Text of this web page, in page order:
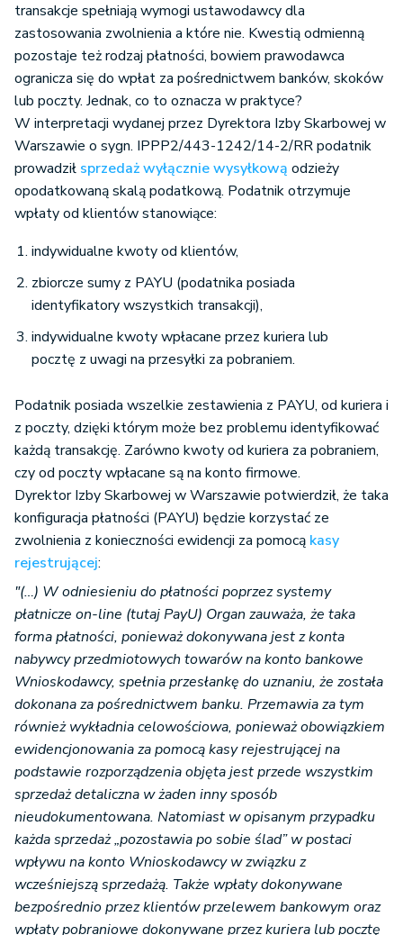
transakcje spełniają wymogi ustawodawcy dla
zastosowania zwolnienia a które nie. Kwestią odmienną
pozostaje też rodzaj płatności, bowiem prawodawca
ogranicza się do wpłat za pośrednictwem banków, skoków
lub poczty. Jednak, co to oznacza w praktyce?
W interpretacji wydanej przez Dyrektora Izby Skarbowej w
Warszawie o sygn. IPPP2/443-1242/14-2/RR podatnik
prowadził sprzedaż wyłącznie wysyłkową odzieży
opodatkowaną skalą podatkową. Podatnik otrzymuje
wpłaty od klientów stanowiące:
indywidualne kwoty od klientów,
zbiorcze sumy z PAYU (podatnika posiada
identyfikatory wszystkich transakcji),
indywidualne kwoty wpłacane przez kuriera lub
pocztę z uwagi na przesyłki za pobraniem.
Podatnik posiada wszelkie zestawienia z PAYU, od kuriera i
z poczty, dzięki którym może bez problemu identyfikować
każdą transakcję. Zarówno kwoty od kuriera za pobraniem,
czy od poczty wpłacane są na konto firmowe.
Dyrektor Izby Skarbowej w Warszawie potwierdził, że taka
konfiguracja płatności (PAYU) będzie korzystać ze
zwolnienia z konieczności ewidencji za pomocą kasy
rejestrującej:
"(…) W odniesieniu do płatności poprzez systemy
płatnicze on-line (tutaj PayU) Organ zauważa, że taka
forma płatności, ponieważ dokonywana jest z konta
nabywcy przedmiotowych towarów na konto bankowe
Wnioskodawcy, spełnia przesłankę do uznaniu, że została
dokonana za pośrednictwem banku. Przemawia za tym
również wykładnia celowościowa, ponieważ obowiązkiem
ewidencjonowania za pomocą kasy rejestrującej na
podstawie rozporządzenia objęta jest przede wszystkim
sprzedaż detaliczna w żaden inny sposób
nieudokumentowana. Natomiast w opisanym przypadku
każda sprzedaż „pozostawia po sobie ślad” w postaci
wpływu na konto Wnioskodawcy w związku z
wcześniejszą sprzedażą. Także wpłaty dokonywane
bezpośrednio przez klientów przelewem bankowym oraz
wpłaty pobraniowe dokonywane przez kuriera lub pocztę